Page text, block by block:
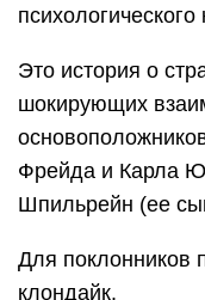
Это история о
шокирующих
Фрейда и Карла
Шпильрейн (ее
Для поклонников
клондайк.